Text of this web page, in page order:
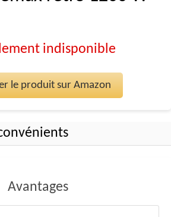
indisponible
le produit sur Amazon
Avantages